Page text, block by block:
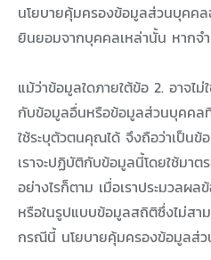
นโยบายคุ้มครองข้อมูลส่วนบุคค
ยินยอมจากบุคคลเหล่านั้น หากจ
แม้ว่าข้อมูลใดภายใต้ข้อ 2. อาจไ
กับข้อมูลอื่นหรือข้อมูลส่วนบุคคล
ใช้ระบุตัวตนคุณได้ จึงถือว่าเป็น
เราจะปฏิบัติกับข้อมูลนี้โดยใช้มา
อย่างไรก็ตาม เมื่อเราประมวลผ
หรือในรูปแบบข้อมูลสถิติซึ่งไม่สา
กรณีนี้ นโยบายคุ้มครองข้อมูลส่ว